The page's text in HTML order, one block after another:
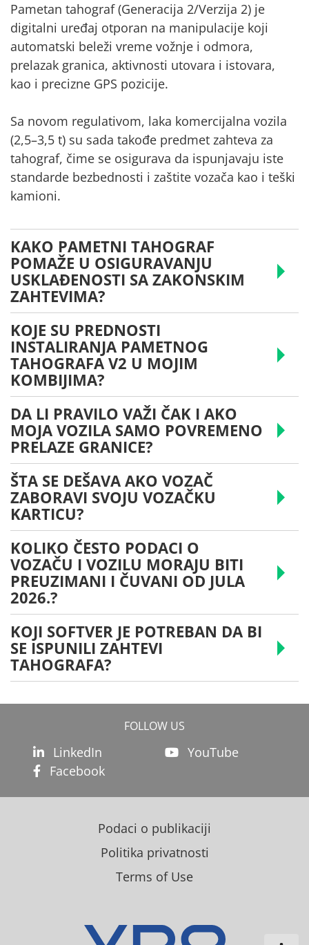
Pametan tahograf (Generacija 2/Verzija 2) je
digitalni uređaj otporan na manipulacije koji
automatski beleži vreme vožnje i odmora,
prelazak granica, aktivnosti utovara i istovara,
kao i precizne GPS pozicije.
Sa novom regulativom, laka komercijalna vozila
(2,5–3,5 t) su sada takođe predmet zahteva za
tahograf, čime se osigurava da ispunjavaju iste
standarde bezbednosti i zaštite vozača kao i teški
kamioni.
KAKO PAMETNI TAHOGRAF
POMAŽE U OSIGURAVANJU
USKLAĐENOSTI SA ZAKONSKIM
ZAHTEVIMA?
KOJE SU PREDNOSTI
INSTALIRANJA PAMETNOG
TAHOGRAFA V2 U MOJIM
KOMBIJIMA?
DA LI PRAVILO VAŽI ČAK I AKO
MOJA VOZILA SAMO POVREMENO
PRELAZE GRANICE?
ŠTA SE DEŠAVA AKO VOZAČ
ZABORAVI SVOJU VOZAČKU
KARTICU?
KOLIKO ČESTO PODACI O
VOZAČU I VOZILU MORAJU BITI
PREUZIMANI I ČUVANI OD JULA
2026.?
KOJI SOFTVER JE POTREBAN DA BI
SE ISPUNILI ZAHTEVI
TAHOGRAFA?
FOLLOW US
LinkedIn
YouTube
Facebook
Podaci o publikaciji
Politika privatnosti
Terms of Use